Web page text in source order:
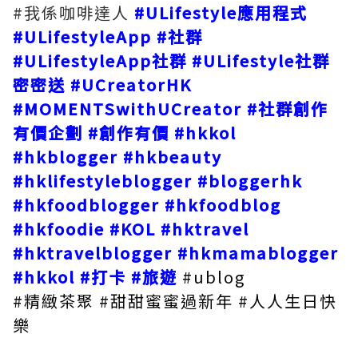
#我係咖啡達人 #ULifestyle應用程式
#ULifestyleApp #社群
#ULifestyleApp社群 #ULifestyle社群
密密送 #UCreatorHK
#MOMENTSwithUCreator #社群創作
有價企劃 #創作有價 #hkkol
#hkblogger #hkbeauty
#hklifestyleblogger #bloggerhk
#hkfoodblogger #hkfoodblog
#hkfoodie #KOL #hktravel
#hktravelblogger #hkmamablogger
#hkkol #打卡 #旅遊 #ublog
#精緻茶聚 #甜甜蜜蜜過新年 #人人生日快
樂